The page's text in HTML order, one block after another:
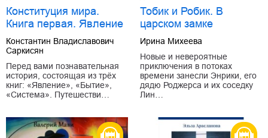
Конституция мира.
Книга первая. Явление
Константин Владиславович
Саркисян
Перед вами познавательная
история, состоящая из трёх
книг: «Явление», «Бытие»,
«Система». Путешестви…
Тобик и Робик. В
царском замке
Ирина Михеева
Новые и невероятные
приключения в потоках
времени занесли Энрики, его
дядю Роджерса и их соседку
Лин…